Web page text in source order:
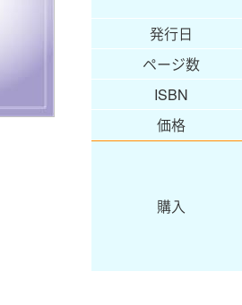
発行日
ページ数
ISBN
価格
購入